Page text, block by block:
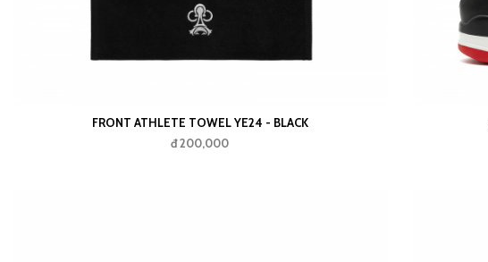
FRONT ATHLETE TOWEL YE24 - BLACK
đ 200,000